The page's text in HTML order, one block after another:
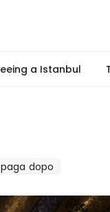
a Istanbul
dopo